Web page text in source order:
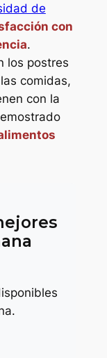
de
con
.
los postres
comidas,
con la